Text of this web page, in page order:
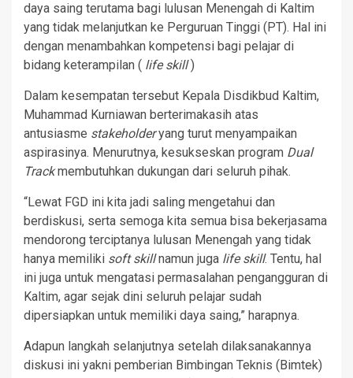
daya saing terutama bagi lulusan Menengah di Kaltim
yang tidak melanjutkan ke Perguruan Tinggi (PT). Hal ini
dengan menambahkan kompetensi bagi pelajar di
bidang keterampilan ( life skill)
Dalam kesempatan tersebut Kepala Disdikbud Kaltim,
Muhammad Kurniawan berterimakasih atas
antusiasme stakeholderyang turut menyampaikan
aspirasinya. Menurutnya, kesukseskan program Dual
Trackmembutuhkan dukungan dari seluruh pihak.
“Lewat FGD ini kita jadi saling mengetahui dan
berdiskusi, serta semoga kita semua bisa bekerjasama
mendorong terciptanya lulusan Menengah yang tidak
hanya memiliki soft skillnamun juga life skill. Tentu, hal
ini juga untuk mengatasi permasalahan pengangguran di
Kaltim, agar sejak dini seluruh pelajar sudah
dipersiapkan untuk memiliki daya saing,” harapnya.
Adapun langkah selanjutnya setelah dilaksanakannya
diskusi ini yakni pemberian Bimbingan Teknis (Bimtek)